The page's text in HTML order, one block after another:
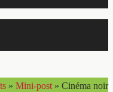
» Mini-post » Cinéma noir